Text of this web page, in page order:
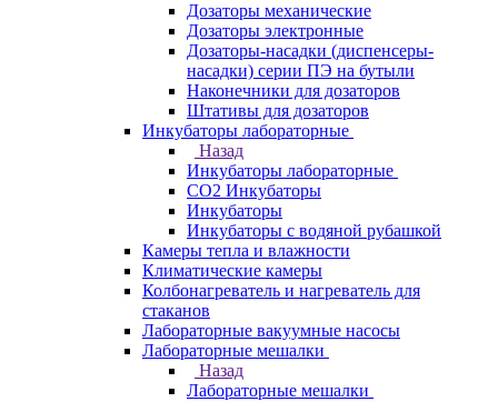
Дозаторы механические
Дозаторы электронные
Дозаторы-насадки (диспенсеры-
насадки) серии ПЭ на бутыли
Наконечники для дозаторов
Штативы для дозаторов
Инкубаторы лабораторные
Назад
Инкубаторы лабораторные
CO2 Инкубаторы
Инкубаторы
Инкубаторы с водяной рубашкой
Камеры тепла и влажности
Климатические камеры
Колбонагреватель и нагреватель для
стаканов
Лабораторные вакуумные насосы
Лабораторные мешалки
Назад
Лабораторные мешалки